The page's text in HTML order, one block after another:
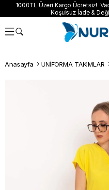
1000TL Üzeri Kargo Ücretsiz!
Koşulsuz İade &
Anasayfa ÜNİFORMA TAKIMLAR